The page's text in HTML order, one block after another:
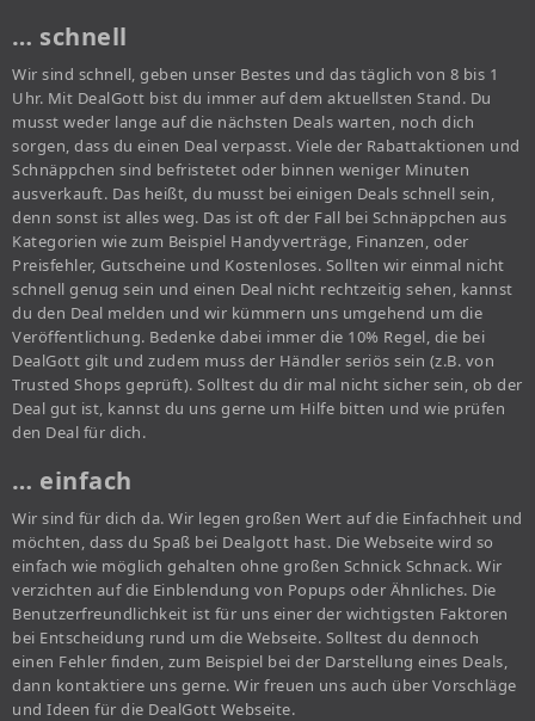
… schnell
Wir sind schnell, geben unser Bestes und das täglich von 8 bis 1
Uhr. Mit DealGott bist du immer auf dem aktuellsten Stand. Du
musst weder lange auf die nächsten Deals warten, noch dich
sorgen, dass du einen Deal verpasst. Viele der Rabattaktionen und
Schnäppchen sind befristetet oder binnen weniger Minuten
ausverkauft. Das heißt, du musst bei einigen Deals schnell sein,
denn sonst ist alles weg. Das ist oft der Fall bei Schnäppchen aus
Kategorien wie zum Beispiel Handyverträge, Finanzen, oder
Preisfehler, Gutscheine und Kostenloses. Sollten wir einmal nicht
schnell genug sein und einen Deal nicht rechtzeitig sehen, kannst
du den Deal melden und wir kümmern uns umgehend um die
Veröffentlichung. Bedenke dabei immer die 10% Regel, die bei
DealGott gilt und zudem muss der Händler seriös sein (z.B. von
Trusted Shops geprüft). Solltest du dir mal nicht sicher sein, ob der
Deal gut ist, kannst du uns gerne um Hilfe bitten und wie prüfen
den Deal für dich.
… einfach
Wir sind für dich da. Wir legen großen Wert auf die Einfachheit und
möchten, dass du Spaß bei Dealgott hast. Die Webseite wird so
einfach wie möglich gehalten ohne großen Schnick Schnack. Wir
verzichten auf die Einblendung von Popups oder Ähnliches. Die
Benutzerfreundlichkeit ist für uns einer der wichtigsten Faktoren
bei Entscheidung rund um die Webseite. Solltest du dennoch
einen Fehler finden, zum Beispiel bei der Darstellung eines Deals,
dann kontaktiere uns gerne. Wir freuen uns auch über Vorschläge
und Ideen für die DealGott Webseite.